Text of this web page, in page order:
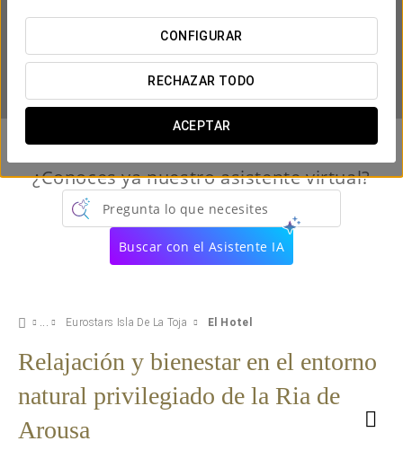
CONFIGURAR
RECHAZAR TODO
ACEPTAR
¿CUÁNDO QUIERES IR?
¿Conoces ya nuestro asistente virtual?
Pregunta lo que necesites
Buscar con el Asistente IA
Eurostars Isla De La Toja El Hotel
Relajación y bienestar en el entorno
natural privilegiado de la Ria de
Arousa